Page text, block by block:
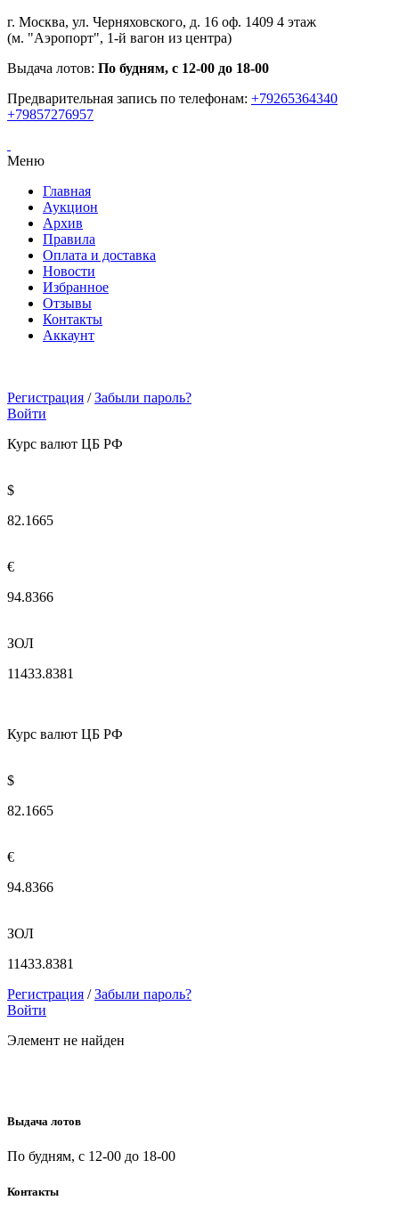
г. Москва, ул. Черняховского, д. 16 оф. 1409 4 этаж
(м. "Аэропорт", 1-й вагон из центра)
Выдача лотов: По будням, с 12-00 до 18-00
Предварительная запись по телефонам: +79265364340
+79857276957
Меню
Главная
Аукцион
Архив
Правила
Оплата и доставка
Новости
Избранное
Отзывы
Контакты
Аккаунт
Регистрация / Забыли пароль?
Войти
Курс валют ЦБ РФ
$
82.1665
€
94.8366
ЗОЛ
11433.8381
Курс валют ЦБ РФ
$
82.1665
€
94.8366
ЗОЛ
11433.8381
Регистрация / Забыли пароль?
Войти
Элемент не найден
Выдача лотов
По будням, с 12-00 до 18-00
Контакты